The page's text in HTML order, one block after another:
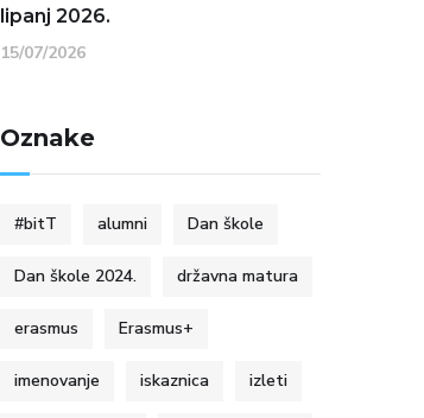
lipanj 2026.
15/07/2026
Oznake
#bitT alumni Dan škole
Dan škole 2024. državna matura
erasmus Erasmus+
imenovanje iskaznica izleti